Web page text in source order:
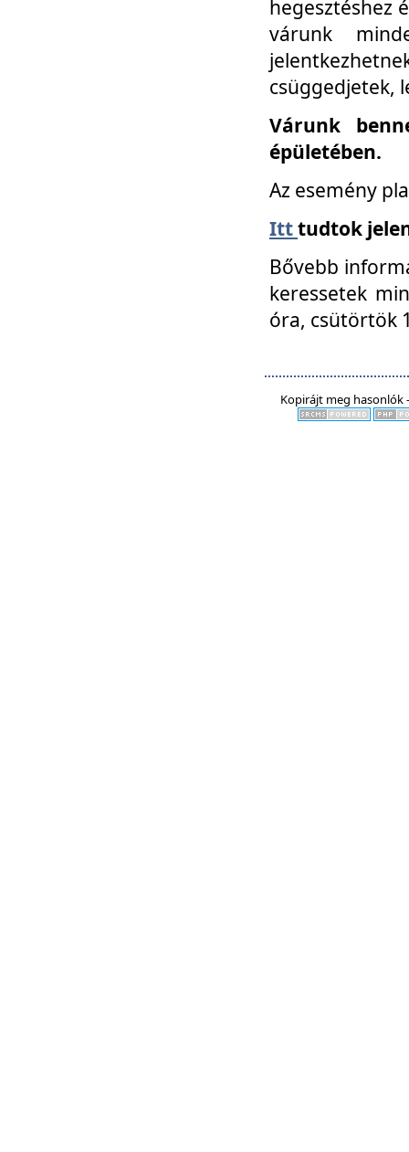
hegesztéshez
várunk
csüggedjetek,
Várunk
épületében.
Az esemény
Itttudtok
Bővebb
keressetek
óra, csütörtök
Kopirájt meg hasonlók